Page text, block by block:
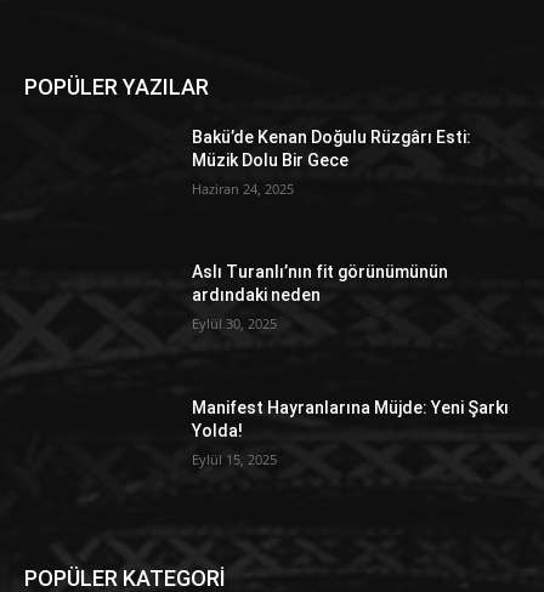
POPÜLER YAZILAR
Bakü’de Kenan Doğulu Rüzgârı Esti:
Müzik Dolu Bir Gece
Haziran 24, 2025
Aslı Turanlı’nın fit görünümünün
ardındaki neden
Eylül 30, 2025
Manifest Hayranlarına Müjde: Yeni Şarkı
Yolda!
Eylül 15, 2025
POPÜLER KATEGORİ